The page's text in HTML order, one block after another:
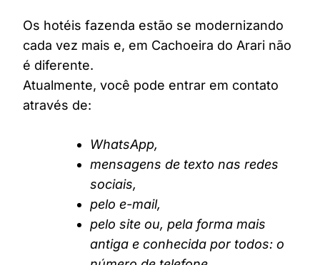
Os hotéis fazenda estão se modernizando
cada vez mais e, em Cachoeira do Arari não
é diferente.
Atualmente, você pode entrar em contato
através de:
WhatsApp,
mensagens de texto nas redes
sociais,
pelo e-mail,
pelo site ou, pela forma mais
antiga e conhecida por todos: o